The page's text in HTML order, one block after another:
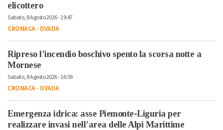
elicottero
Sabato, 8 Agosto 2026 - 19:47
CRONACA-OVADA
Ripreso l’incendio boschivo spento la scorsa notte a
Mornese
Sabato, 8 Agosto 2026 - 16:59
CRONACA-OVADA
Emergenza idrica: asse Piemonte-Liguria per
realizzare invasi nell’area delle Alpi Marittime